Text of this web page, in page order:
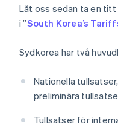
Låt oss sedan ta en titt
i ”South Korea’s
Sydkorea har två
Nationella
preliminära
Tullsatser för